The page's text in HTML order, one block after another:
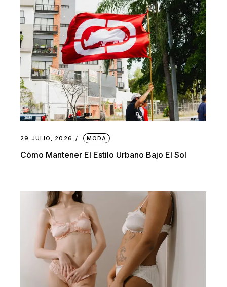
29 JULIO, 2026 MODA
Cómo Mantener El Estilo Urbano Bajo El Sol